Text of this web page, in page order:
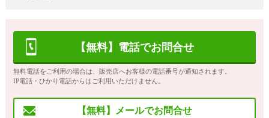
【無料】電話でお問合せ
無料電話をご利用の場合は、販売店へお客様の電話番号が通知されます。
IP電話・ひかり電話からはご利用いただけません。
【無料】メールでお問合せ